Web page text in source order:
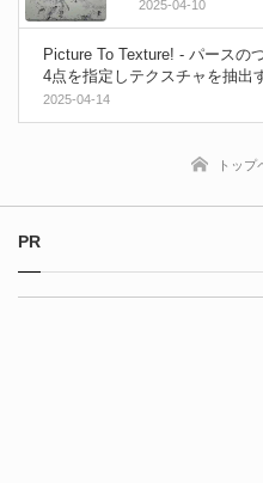
2025-04-10
Picture To Texture! - パースの
4点を指定しテクスチャを抽出
H上で公開！
2025-04-14
トッ
PR